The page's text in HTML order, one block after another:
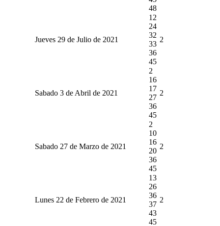
48
Jueves 29 de Julio de 2021
12
24
32
33
36
45
2
Sabado 3 de Abril de 2021
2
16
17
27
36
45
2
Sabado 27 de Marzo de 2021
2
10
16
20
36
45
2
Lunes 22 de Febrero de 2021
13
26
36
37
43
45
2